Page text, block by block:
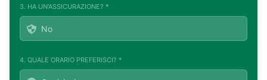
3. HA UN'ASSICURAZIONE? *
4. QUALE ORARIO PREFERISCI? *